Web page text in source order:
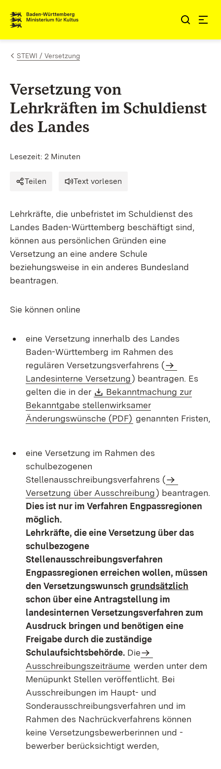
Zum Inhalt springen
Link zur Startseite
STEWI / Versetzung
Versetzung von
Lehrkräften im Schuldienst
des Landes
Lesezeit: 2 Minuten
Teilen Text vorlesen
Lehrkräfte, die unbefristet im Schuldienst des
Landes Baden-Württemberg beschäftigt sind,
können aus persönlichen Gründen eine
Versetzung an eine andere Schule
beziehungsweise in ein anderes Bundesland
beantragen.
Sie können online
eine Versetzung innerhalb des Landes
Baden-Württemberg im Rahmen des
regulären Versetzungsverfahrens (
Landesinterne Versetzung) beantragen. Es
gelten die in der
Download:
Bekanntmachung zur
Bekanntgabe stellenwirksamer
Änderungswünsche (PDF) (Öffnet in neuem
genannten Fristen,
eine Versetzung im Rahmen des
schulbezogenen
Stellenausschreibungsverfahrens (
Versetzung über Ausschreibung) beantragen.
Dies ist nur im Verfahren Engpassregionen
möglich.
Lehrkräfte, die eine Versetzung über das
schulbezogene
Stellenausschreibungsverfahren
Engpassregionen erreichen wollen, müssen
den Versetzungswunsch grundsätzlich
schon über eine Antragstellung im
landesinternen Versetzungsverfahren zum
Ausdruck bringen und benötigen eine
Freigabe durch die zuständige
Schulaufsichtsbehörde. Die
Ausschreibungszeiträume werden unter dem
Menüpunkt Stellen veröffentlicht. Bei
Ausschreibungen im Haupt- und
Sonderausschreibungsverfahren und im
Rahmen des Nachrückverfahrens können
keine Versetzungsbewerberinnen und -
bewerber berücksichtigt werden,